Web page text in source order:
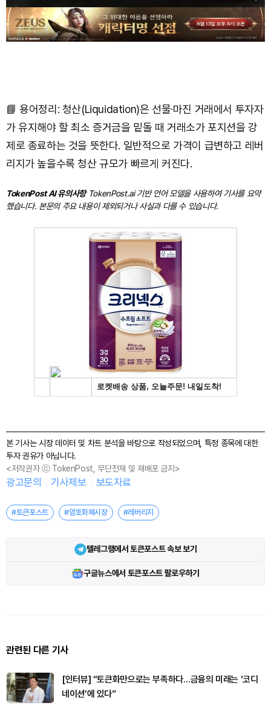
📘 용어정리: 청산(Liquidation)은 선물·마진 거래에서 투자자
가 유지해야 할 최소 증거금을 밑돌 때 거래소가 포지션을 강
제로 종료하는 것을 뜻한다. 일반적으로 가격이 급변하고 레버
리지가 높을수록 청산 규모가 빠르게 커진다.
TokenPost AI 유의사항TokenPost.ai 기반 언어 모델을 사용하여 기사를 요약
했습니다. 본문의 주요 내용이 제외되거나 사실과 다를 수 있습니다.
본 기사는 시장 데이터 및 차트 분석을 바탕으로 작성되었으며, 특정 종목에 대한
투자 권유가 아닙니다.
<저작권자 ⓒ TokenPost, 무단전재 및 재배포 금지>
광고문의 기사제보 보도자료
#토큰포스트 #암호화폐시장 #레버리지
텔레그램에서 토큰포스트 속보 보기
구글뉴스에서 토큰포스트 팔로우하기
관련된 다른 기사
[인터뷰] “토큰화만으로는 부족하다…금융의 미래는 ‘코디
네이션’에 있다”